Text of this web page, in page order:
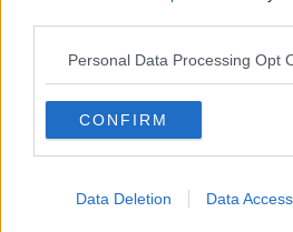
Personal Data Processing Opt
CONFIRM
Data Deletion Data Access
​Venerdì emozionalmente sostenibile
Contornati di persone che…
Non dare niente per scontato
Che cos’è la dipendenza affettiva?
Quarta tappa nelle personalità: il
​Nuovi arrivi!
​Terza tappa nelle personalità: